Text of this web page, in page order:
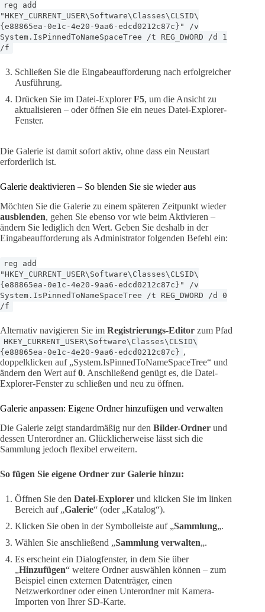
reg add
"HKEY_CURRENT_USER\Software\Classes\CLSID\
{e88865ea-0e1c-4e20-9aa6-edcd0212c87c}" /v
System.IsPinnedToNameSpaceTree /t REG_DWORD /d 1
/f
Schließen Sie die Eingabeaufforderung nach erfolgreicher
Ausführung.
Drücken Sie im Datei-ExplorerF5, um die Ansicht zu
aktualisieren – oder öffnen Sie ein neues Datei-Explorer-
Fenster.
Die Galerie ist damit sofort aktiv, ohne dass ein Neustart
erforderlich ist.
Galerie deaktivieren – So blenden Sie sie wieder aus
Möchten Sie die Galerie zu einem späteren Zeitpunkt wieder
ausblenden, gehen Sie ebenso vor wie beim Aktivieren –
ändern Sie lediglich den Wert. Geben Sie deshalb in der
Eingabeaufforderung als Administrator folgenden Befehl ein:
reg add
"HKEY_CURRENT_USER\Software\Classes\CLSID\
{e88865ea-0e1c-4e20-9aa6-edcd0212c87c}" /v
System.IsPinnedToNameSpaceTree /t REG_DWORD /d 0
/f
Alternativ navigieren Sie im Registrierungs-Editor zum Pfad
HKEY_CURRENT_USER\Software\Classes\CLSID\
{e88865ea-0e1c-4e20-9aa6-edcd0212c87c} ,
doppelklicken auf „System.IsPinnedToNameSpaceTree“ und
ändern den Wert auf0. Anschließend genügt es, die Datei-
Explorer-Fenster zu schließen und neu zu öffnen.
Galerie anpassen: Eigene Ordner hinzufügen und verwalten
Die Galerie zeigt standardmäßig nur den Bilder-Ordner und
dessen Unterordner an. Glücklicherweise lässt sich die
Sammlung jedoch flexibel erweitern.
So fügen Sie eigene Ordner zur Galerie hinzu:
Öffnen Sie den Datei-Explorer und klicken Sie im linken
Bereich auf „Galerie“ (oder „Katalog“).
Klicken Sie oben in der Symbolleiste auf „Sammlung„.
Wählen Sie anschließend „Sammlung verwalten„.
Es erscheint ein Dialogfenster, in dem Sie über
„Hinzufügen“ weitere Ordner auswählen können – zum
Beispiel einen externen Datenträger, einen
Netzwerkordner oder einen Unterordner mit Kamera-
Importen von Ihrer SD-Karte.